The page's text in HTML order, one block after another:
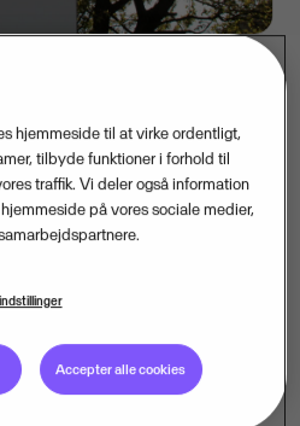
er på
med systemer til
er i søgelyset for
der står bag det markeds­
inden for HR- og
A/S har i 30 år leveret
og offentlige
hjemmeside til at virke ordentligt,
tilbyde funktioner i forhold til
traffik. Vi deler også information
på vores sociale medier,
Accepter alle cookies